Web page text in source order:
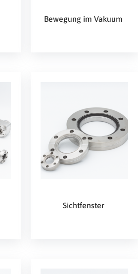
Bewegung im Vakuum
Sichtfenster